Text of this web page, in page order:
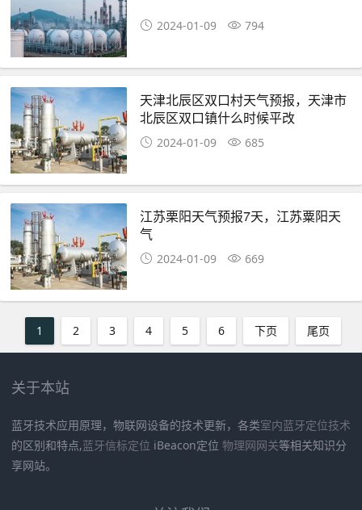
2024-01-09 794
天津北辰区双口村天气预报，天津市
北辰区双口镇什么时候平改
2024-01-09 685
江苏栗阳天气预报7天，江苏粟阳天
气
2024-01-09 669
1 2 3 4 5 6 下页 尾页
关于本站
蓝牙技术应用原理，物联网设备的技术更新，各类室内蓝牙定位技术
的区别和特点,蓝牙信标定位 iBeacon定位 物理网网关等相关知识分
享网站。